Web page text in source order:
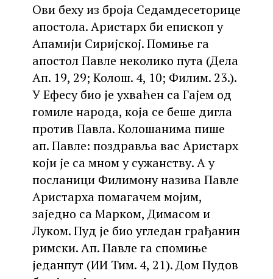
Ови беху из броја Седамдесеторице
апостола. Аристарх би епископ у
Апамији Сиријској. Помиње га
апостол Павле неколико пута (Дела
Ап. 19, 29; Колош. 4, 10; Филим. 23.).
У Ефесу био је ухваћен са Гајем од
гомиле народа, која се беше дигла
против Павла. Колошанима пише
ап. Павле: поздравља вас Аристарх
који је са мном у сужанству. А у
посланици Филимону назива Павле
Аристарха помагачем мојим,
заједно са Марком, Димасом и
Луком. Пуд је био угледан грађанин
римски. Ап. Павле га спомиње
једанпут (ИИ Тим. 4, 21). Дом Пудов